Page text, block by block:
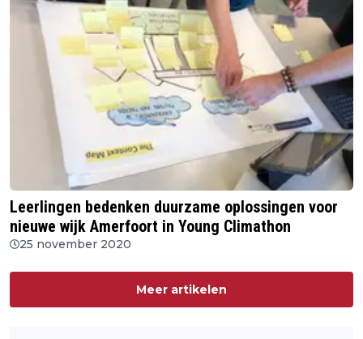
Leerlingen bedenken duurzame oplossingen voor
nieuwe wijk Amerfoort in Young Climathon
25 november 2020
Meer artikelen